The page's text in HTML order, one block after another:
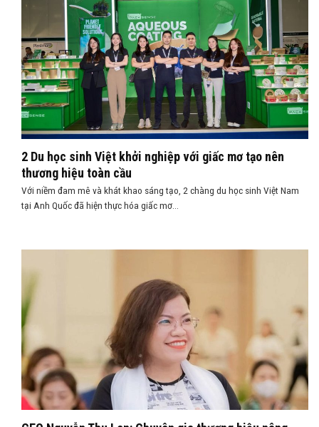
2 Du học sinh Việt khởi nghiệp với giấc mơ tạo nên
thương hiệu toàn cầu
Với niềm đam mê và khát khao sáng tạo, 2 chàng du học sinh Việt Nam
tại Anh Quốc đã hiện thực hóa giấc mơ...